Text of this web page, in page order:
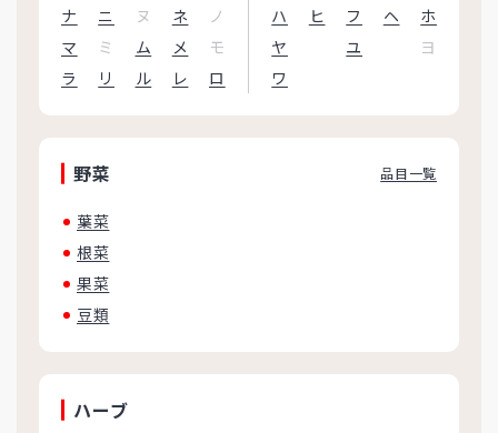
ナ
ニ ヌ ネ ノ ハ ヒ フ ヘ
ホ
マ
ミ ム メ モ ヤ ユ
ヨ
ラ
リ ル レ ロ ワ
野菜 品目一覧
葉菜
根菜
果菜
豆類
ハーブ